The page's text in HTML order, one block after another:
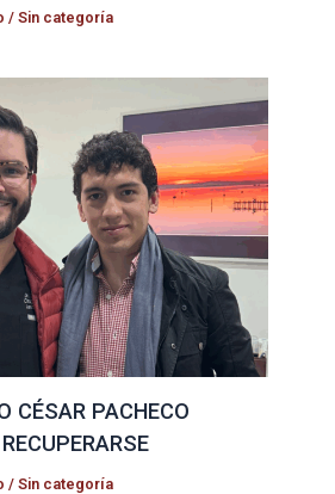
/Sin categoría
CÉSAR PACHECO
/Sin categoría